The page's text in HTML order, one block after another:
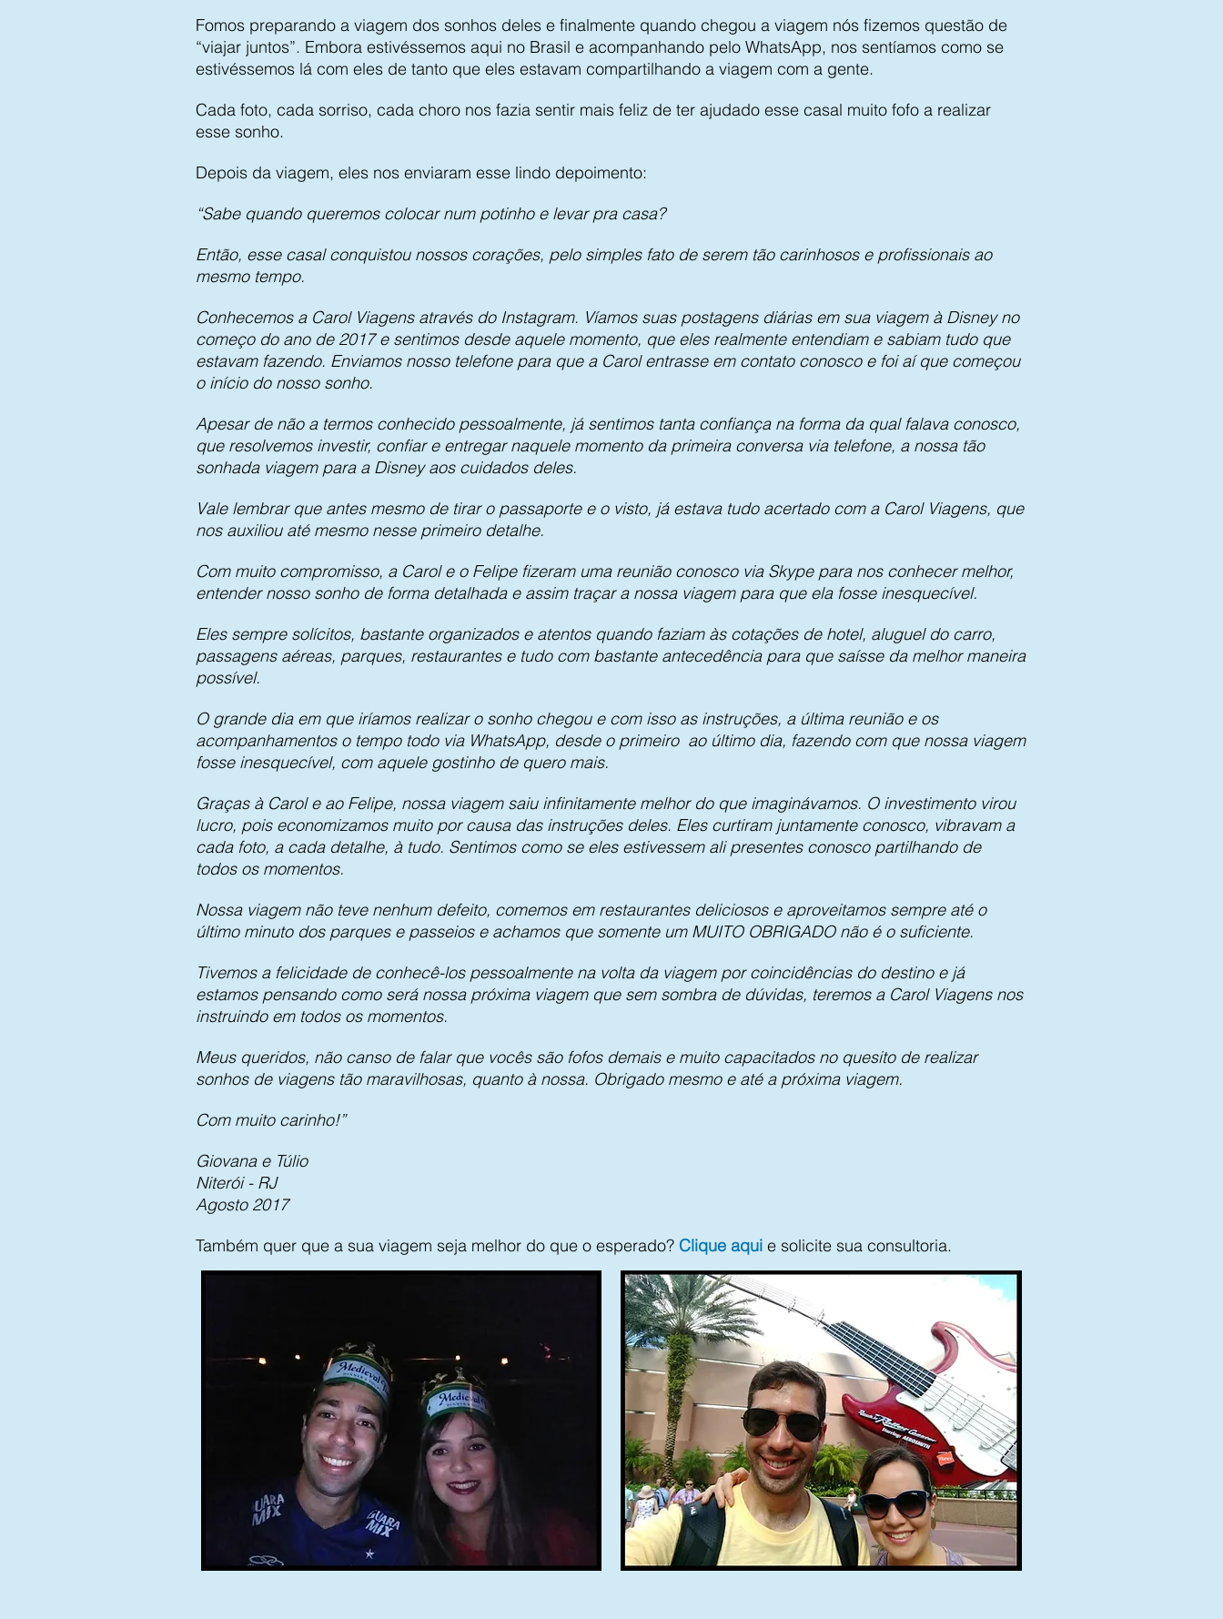
Fomos preparando a viagem dos sonhos deles e finalmente quando chegou a viagem nós fizemos questão de
“viajar juntos”. Embora estivéssemos aqui no Brasil e acompanhando pelo WhatsApp, nos sentíamos como se
estivéssemos lá com eles de tanto que eles estavam compartilhando a viagem com a gente.
Cada foto, cada sorriso, cada choro nos fazia sentir mais feliz de ter ajudado esse casal muito fofo a realizar
esse sonho.
Depois da viagem, eles nos enviaram esse lindo depoimento:
“Sabe quando queremos colocar num potinho e levar pra casa?
Então, esse casal conquistou nossos corações, pelo simples fato de serem tão carinhosos e profissionais ao
mesmo tempo.
Conhecemos a Carol Viagens através do Instagram. Víamos suas postagens diárias em sua viagem à Disney no
começo do ano de 2017 e sentimos desde aquele momento, que eles realmente entendiam e sabiam tudo que
estavam fazendo. Enviamos nosso telefone para que a Carol entrasse em contato conosco e foi aí que começou
o início do nosso sonho.
Apesar de não a termos conhecido pessoalmente, já sentimos tanta confiança na forma da qual falava conosco,
que resolvemos investir, confiar e entregar naquele momento da primeira conversa via telefone, a nossa tão
sonhada viagem para a Disney aos cuidados deles.
Vale lembrar que antes mesmo de tirar o passaporte e o visto, já estava tudo acertado com a Carol Viagens, que
nos auxiliou até mesmo nesse primeiro detalhe.
Com muito compromisso, a Carol e o Felipe fizeram uma reunião conosco via Skype para nos conhecer melhor,
entender nosso sonho de forma detalhada e assim traçar a nossa viagem para que ela fosse inesquecível.
Eles sempre solícitos, bastante organizados e atentos quando faziam às cotações de hotel, aluguel do carro,
passagens aéreas, parques, restaurantes e tudo com bastante antecedência para que saísse da melhor maneira
possível.
O grande dia em que iríamos realizar o sonho chegou e com isso as instruções, a última reunião e os
acompanhamentos o tempo todo via WhatsApp, desde o primeiro ao último dia, fazendo com que nossa viagem
fosse inesquecível, com aquele gostinho de quero mais.
Graças à Carol e ao Felipe, nossa viagem saiu infinitamente melhor do que imaginávamos. O investimento virou
lucro, pois economizamos muito por causa das instruções deles. Eles curtiram juntamente conosco, vibravam a
cada foto, a cada detalhe, à tudo. Sentimos como se eles estivessem ali presentes conosco partilhando de
todos os momentos.
Nossa viagem não teve nenhum defeito, comemos em restaurantes deliciosos e aproveitamos sempre até o
último minuto dos parques e passeios e achamos que somente um MUITO OBRIGADO não é o suficiente.
Tivemos a felicidade de conhecê-los pessoalmente na volta da viagem por coincidências do destino e já
estamos pensando como será nossa próxima viagem que sem sombra de dúvidas, teremos a Carol Viagens nos
instruindo em todos os momentos.
Meus queridos, não canso de falar que vocês são fofos demais e muito capacitados no quesito de realizar
sonhos de viagens tão maravilhosas, quanto à nossa. Obrigado mesmo e até a próxima viagem.
Com muito carinho!”
Giovana e Túlio
Niterói - RJ
Agosto 2017
Também quer que a sua viagem seja melhor do que o esperado? Clique aqui e solicite sua consultoria.